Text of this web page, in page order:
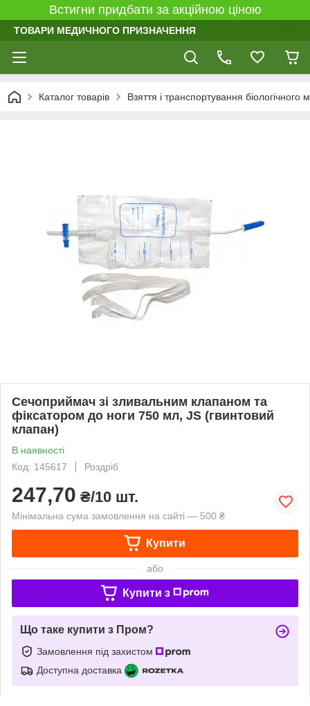
Встигни придбати за акційною ціною
ТОВАРИ МЕДИЧНОГО ПРИЗНАЧЕННЯ
Каталог товарів Взяття і транспортування біологічного
Сечоприймач зі зливальним клапаном та
фіксатором до ноги 750 мл, JS (гвинтовий
клапан)
В наявності
Код: 145617
Роздріб
247,70 ₴/10 шт.
Мінімальна сума замовлення на сайті — 500 ₴
Купити
або
Купити з
Що таке купити з Пром?
Замовлення під захистом
Доступна доставка